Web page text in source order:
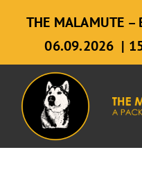
THE MALAMUTE
06.09.2026 |